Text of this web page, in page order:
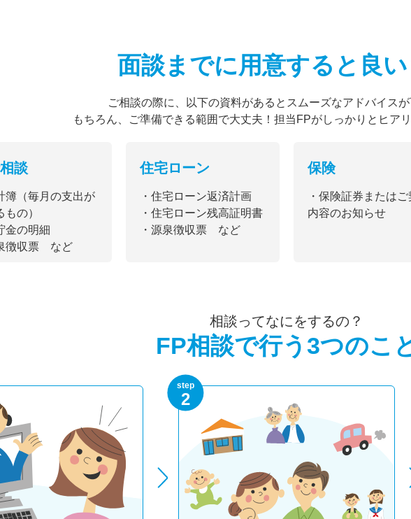
面談までに用意すると 良
ご相談の際に、以下の資料があるとスムーズなアドバイスが
もちろん、ご準備できる範囲で大丈夫！担当FPがしっかりとヒアリ
談
簿（毎月の支出が
もの）
金の明細
徴収票 など
住宅ローン
・住宅ローン返済計画
・住宅ローン残高証明書
・源泉徴収票 など
保険
・保険証券またはご
内容のお知らせ
相談ってなにをするの？
FP相談で行う3つのこ
step
2